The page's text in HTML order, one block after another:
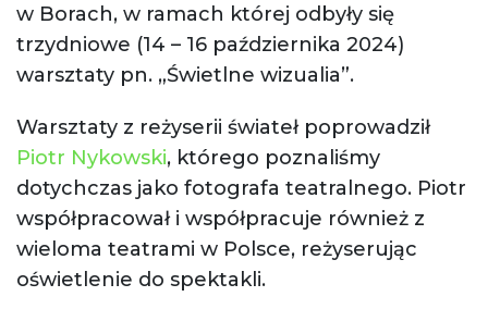
w Borach, w ramach której odbyły się
trzydniowe (14 – 16 października 2024)
warsztaty pn. „Świetlne wizualia”.
Warsztaty z reżyserii świateł poprowadził
Piotr Nykowski, którego poznaliśmy
dotychczas jako fotografa teatralnego. Piotr
współpracował i współpracuje również z
wieloma teatrami w Polsce, reżyserując
oświetlenie do spektakli.